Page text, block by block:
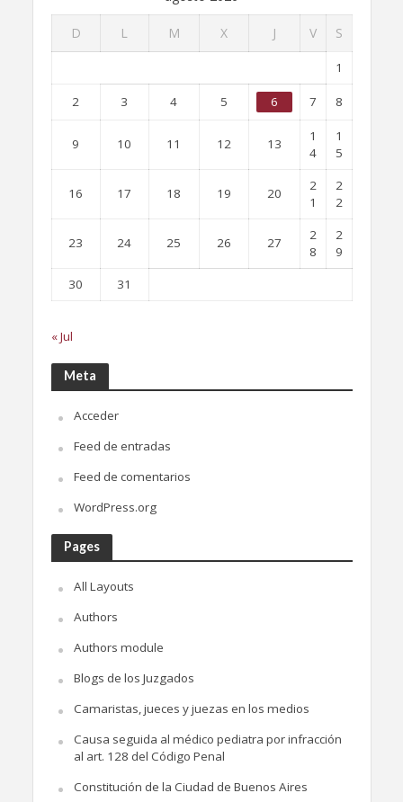
D L M X J V S
1
2 3 4 5 6 7 8
9 10 11 12 13
1
4
1
5
16 17 18 19 20
2
1
2
2
23 24 25 26 27
2
8
2
9
30
31
« Jul
Meta
Acceder
Feed de entradas
Feed de comentarios
WordPress.org
Pages
All Layouts
Authors
Authors module
Blogs de los Juzgados
Camaristas, jueces y juezas en los medios
Causa seguida al médico pediatra por infracción
al art. 128 del Código Penal
Constitución de la Ciudad de Buenos Aires